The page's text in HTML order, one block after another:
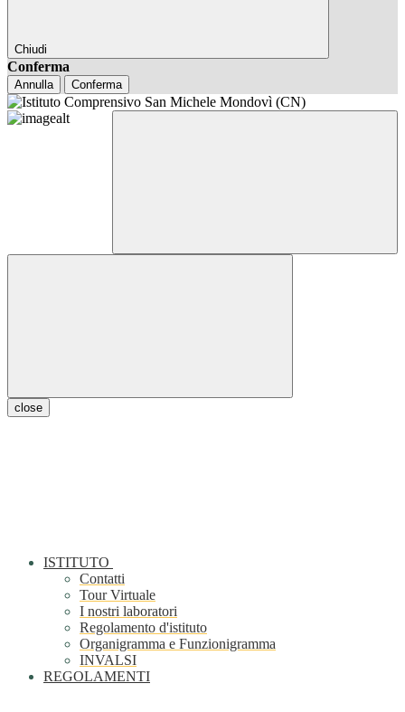
Chiudi
Conferma
Annulla Conferma
close
ISTITUTO
Contatti
Tour Virtuale
I nostri laboratori
Regolamento d'istituto
Organigramma e Funzionigramma
INVALSI
REGOLAMENTI